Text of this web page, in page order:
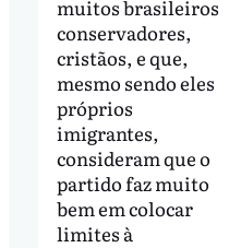
muitos brasileiros
conservadores,
cristãos, e que,
mesmo sendo eles
próprios
imigrantes,
consideram que o
partido faz muito
bem em colocar
limites à